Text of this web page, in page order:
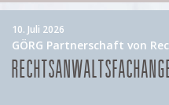
10. Juli 2026
GÖRG Partnerschaft von